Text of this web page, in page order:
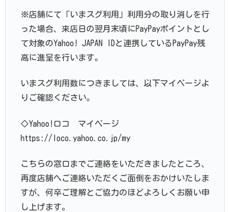
※店舗にて「いまスグ利用」利用分の取り消しを行
った場合、来店日の翌月末頃にPayPayポイントとし
て対象のYahoo! JAPAN IDと連携しているPayPay残
高に進呈を行います。
いまスグ利用数につきましては、以下マイページよ
りご確認ください。
◇Yahoo!ロコ マイページ
https://loco.yahoo.co.jp/my
こちらの窓口までご連絡をいただきましたところ、
再度店舗へご連絡いただくご面倒をおかけいたしま
すが、何卒ご理解とご協力のほどよろしくお願い申
し上げます。